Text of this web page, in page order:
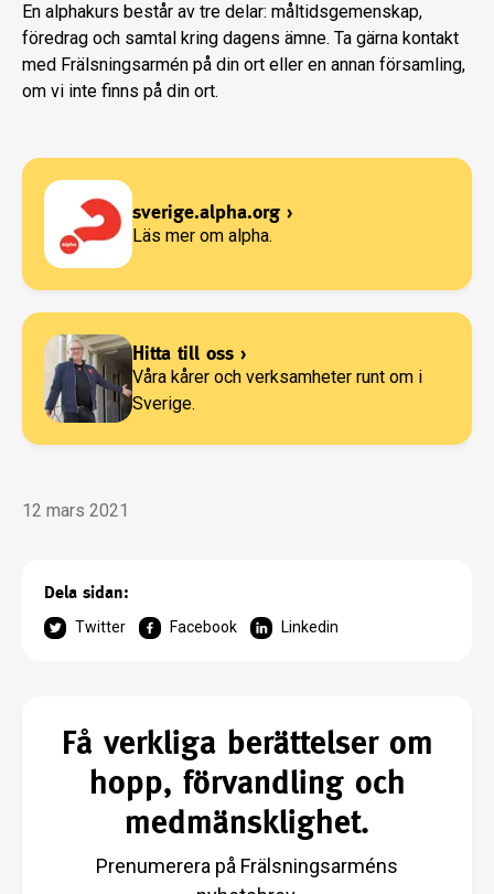
En alphakurs består av tre delar: måltidsgemenskap,
föredrag och samtal kring dagens ämne. Ta gärna kontakt
med Frälsningsarmén på din ort eller en annan församling,
om vi inte finns på din ort.
sverige.alpha.org ›
Läs mer om alpha.
Hitta till oss ›
Våra kårer och verksamheter runt om i
Sverige.
12 mars 2021
Dela sidan:
Twitter Facebook Linkedin
Få verkliga berättelser om
hopp, förvandling och
medmänsklighet.
Prenumerera på Frälsningsarméns